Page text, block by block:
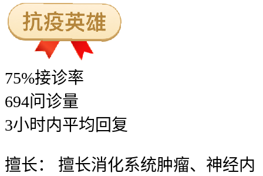
75%接诊率
694问诊量
3小时内平均回复
擅长：
擅长消化系统肿瘤、神经内